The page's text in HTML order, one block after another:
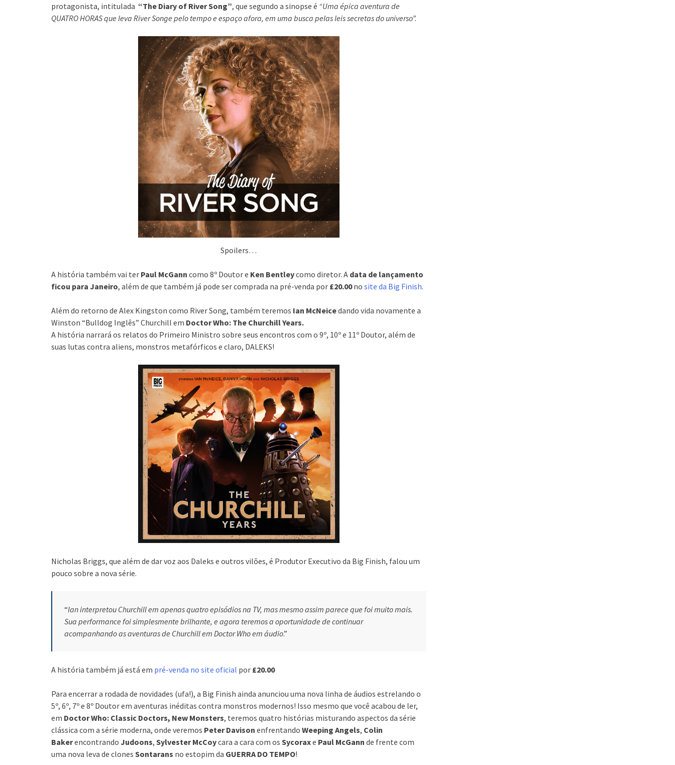
protagonista, intitulada “The Diary of River Song”, que segundo a sinopse é “Uma épica aventura de
QUATRO HORAS que leva River Songe pelo tempo e espaço afora, em uma busca pelas leis secretas do universo”.
Spoilers…
A história também vai ter Paul McGann como 8º Doutor e Ken Bentleycomo diretor. A data de lançamento
ficou para Janeiro, além de que também já pode ser comprada na pré-venda por £20.00no site da Big Finish.
Além do retorno de Alex Kingston como River Song, também teremos Ian McNeicedando vida novamente a
Winston “Bulldog Inglês” Churchill em Doctor Who: The Churchill Years.
A história narrará os relatos do Primeiro Ministro sobre seus encontros com o 9º, 10º e 11º Doutor, além de
suas lutas contra aliens, monstros metafórficos e claro, DALEKS!
Nicholas Briggs, que além de dar voz aos Daleks e outros vilões, é Produtor Executivo da Big Finish, falou um
pouco sobre a nova série.
“Ian interpretou Churchill em apenas quatro episódios na TV, mas mesmo assim parece que foi muito mais.
Sua performance foi simplesmente brilhante, e agora teremos a oportunidade de continuar
acompanhando as aventuras de Churchill em Doctor Who em áudio.”
A história também já está em pré-venda no site oficial por £20.00
Para encerrar a rodada de novidades (ufa!), a Big Finish ainda anunciou uma nova linha de áudios estrelando o
5º, 6º, 7º e 8º Doutor em aventuras inéditas contra monstros modernos! Isso mesmo que você acabou de ler,
em Doctor Who: Classic Doctors, New Monsters, teremos quatro histórias misturando aspectos da série
clássica com a série moderna, onde veremos Peter Davison enfrentando Weeping Angels, Colin
Bakerencontrando Judoons, Sylvester McCoycara a cara com os Sycoraxe Paul McGann de frente com
uma nova leva de clones Sontarans no estopim da GUERRA DO TEMPO!